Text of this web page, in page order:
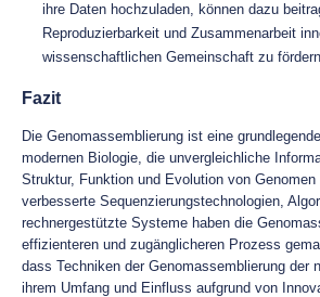
ihre Daten hochzuladen, können dazu
Reproduzierbarkeit und Zusammenarbeit
wissenschaftlichen Gemeinschaft zu
Fazit
Die Genomassemblierung ist eine
modernen Biologie, die unvergleichliche
Struktur, Funktion und Evolution von Genomen
verbesserte Sequenzierungstechnologien,
rechnergestützte Systeme haben die
effizienteren und zugänglicheren Prozess
dass Techniken der Genomassemblierung der
ihrem Umfang und Einfluss aufgrund von